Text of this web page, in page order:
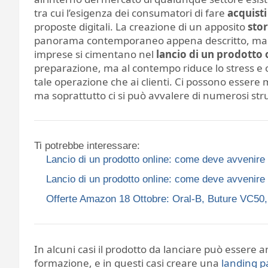
tra cui l’esigenza dei consumatori di fare
proposte digitali. La creazione di un apposito
panorama contemporaneo appena descritto,
imprese si cimentano nel lancio di un prodotto
preparazione, ma al contempo riduce lo stress
tale operazione che ai clienti. Ci possono
ma soprattutto ci si può avvalere di numerosi
Ti potrebbe interessare:
Lancio di un prodotto online: come deve avvenire
Lancio di un prodotto online: come deve avvenire
Offerte Amazon 18 Ottobre: Oral-B, Buture
In alcuni casi il prodotto da lanciare può essere
formazione, e in questi casi creare una landing